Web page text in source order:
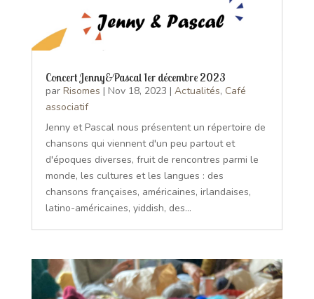
Concert Jenny&Pascal 1er décembre 2023
par Risomes | Nov 18, 2023 | Actualités, Café
associatif
Jenny et Pascal nous présentent un répertoire de
chansons qui viennent d'un peu partout et
d'époques diverses, fruit de rencontres parmi le
monde, les cultures et les langues : des
chansons françaises, américaines, irlandaises,
latino-américaines, yiddish, des...